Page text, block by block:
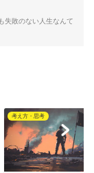
失敗のない人生なんて
考え方・思考